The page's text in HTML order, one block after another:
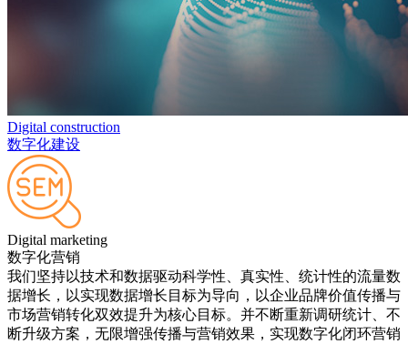
Digital construction
数字化建设
Digital marketing
数字化营销
我们坚持以技术和数据驱动科学性、真实性、统计性的流量数
据增长，以实现数据增长目标为导向，以企业品牌价值传播与
市场营销转化双效提升为核心目标。并不断重新调研统计、不
断升级方案，无限增强传播与营销效果，实现数字化闭环营销